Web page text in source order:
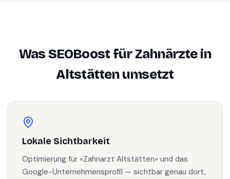
Was SEOBoost fürZahnärztein
Altstättenumsetzt
Lokale Sichtbarkeit
Optimierung für «Zahnarzt Altstätten» und das
Google-Unternehmensprofil — sichtbar genau dort,